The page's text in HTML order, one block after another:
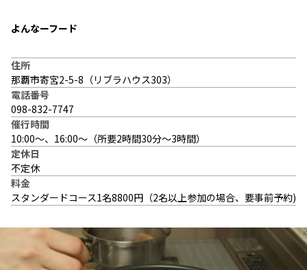
よんなーフード
住所
那覇市寄宮2-5-8（リブラハウス303）
電話番号
098-832-7747
催行時間
10:00〜、16:00〜（所要2時間30分〜3時間）
定休日
不定休
料金
スタンダードコース1名8800円（2名以上参加の場合、要事前予約)